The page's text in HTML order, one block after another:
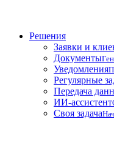
Решения
Заявки и
Документы
Уведомления
Регулярные
Передача
ИИ-ассистент
Своя задача